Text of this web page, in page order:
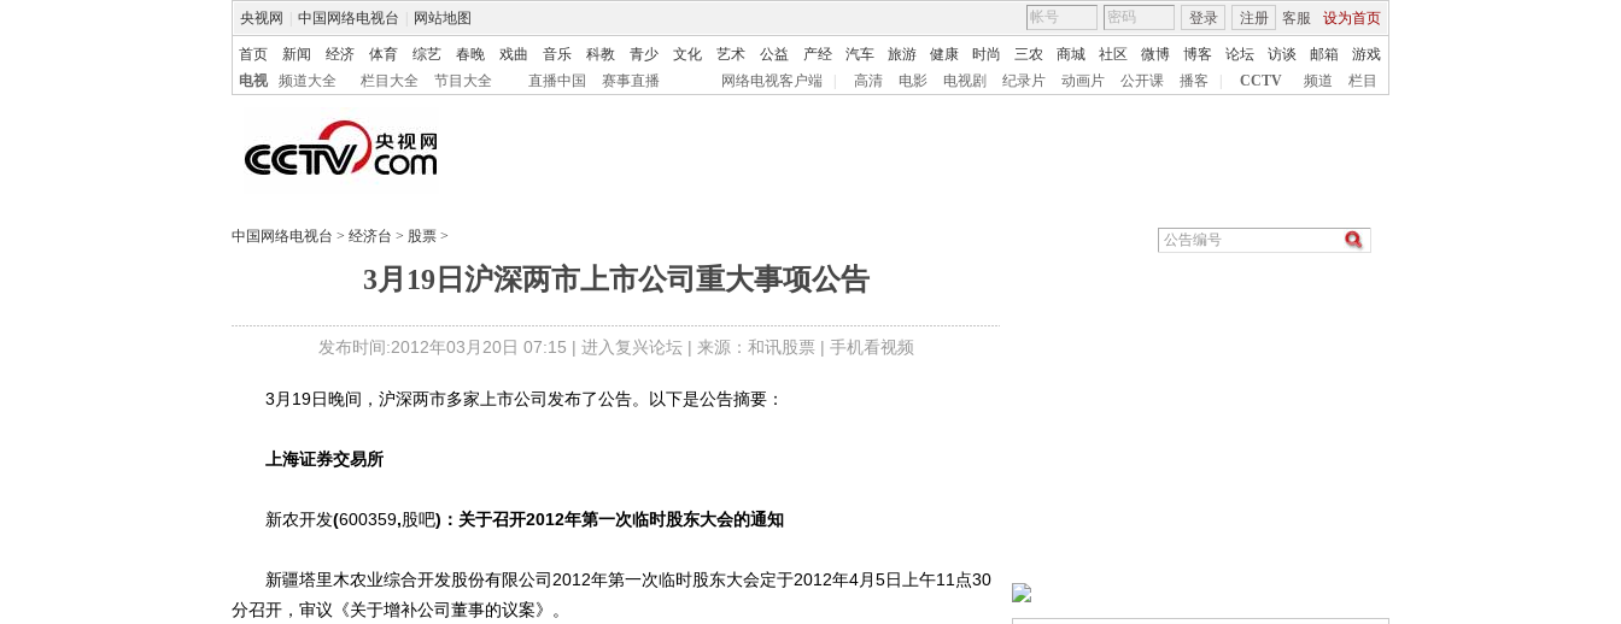
央视网 中国网络电视台 网站地图 客服 设为首页
登录 注册
首页 新闻 经济 体育 综艺 春晚 戏曲 音乐 科教 青少 文化 艺术 公益 产经 汽车 旅游 健康 时尚 三农 商城 社区 微博 博客 论坛 访谈 邮箱
游戏
电视
频道大全 栏目大全 节目大全 直播中国 赛事直播 网络电视客户端 高清 电影 电视剧 纪录片 动画片 公开课 播客 CCTV 频道 栏目
中国网络电视台 > 经济台 > 股票 >
3月19日沪深两市上市公司重大事项公告
发布时间:2012年03月20日 07:15 | 进入复兴论坛| 来源：和讯股票 | 手机看视频
3月19日晚间，沪深两市多家上市公司发布了公告。以下是公告摘要：
上海证券交易所
新农开发(600359,股吧)：关于召开2012年第一次临时股东大会的通知
新疆塔里木农业综合开发股份有限公司2012年第一次临时股东大会定于2012年4月5日上午11点30
分召开，审议《关于增补公司董事的议案》。